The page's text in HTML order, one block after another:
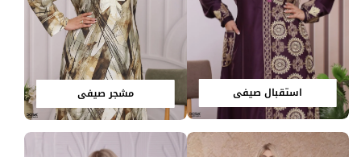
استقبال صيفي مشجر صيفي